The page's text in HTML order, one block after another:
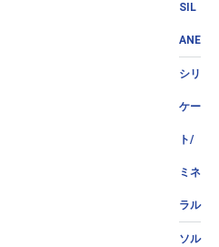
SIL
ANE
シリ
ケー
ト/
ミネ
ラル
ソル